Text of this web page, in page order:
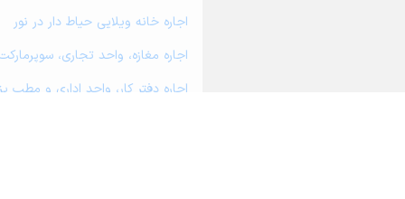
اجاره خانه ویلایی حیاط دار در نور
اجاره مغازه، واحد تجاری،
اجاره دفتر کار، واحد اداری و مطب